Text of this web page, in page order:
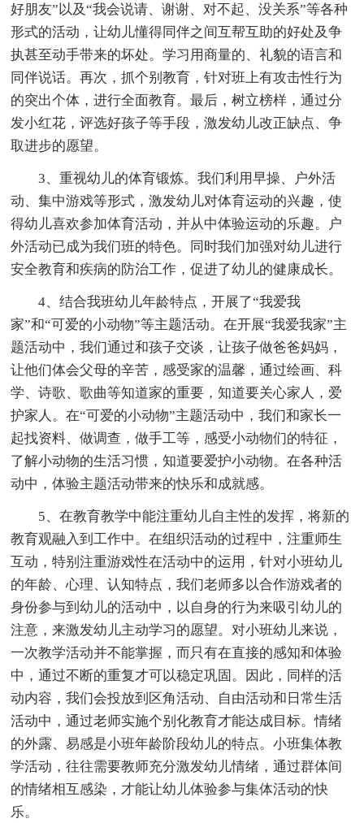
好朋友”以及“我会说请、谢谢、对不起、没关系”等各种
形式的活动，让幼儿懂得同伴之间互帮互助的好处及争
执甚至动手带来的坏处。学习用商量的、礼貌的语言和
同伴说话。再次，抓个别教育，针对班上有攻击性行为
的突出个体，进行全面教育。最后，树立榜样，通过分
发小红花，评选好孩子等手段，激发幼儿改正缺点、争
取进步的愿望。
3、重视幼儿的体育锻炼。我们利用早操、户外活
动、集中游戏等形式，激发幼儿对体育运动的兴趣，使
得幼儿喜欢参加体育活动，并从中体验运动的乐趣。户
外活动已成为我们班的特色。同时我们加强对幼儿进行
安全教育和疾病的防治工作，促进了幼儿的健康成长。
4、结合我班幼儿年龄特点，开展了“我爱我
家”和“可爱的小动物”等主题活动。在开展“我爱我家”主
题活动中，我们通过和孩子交谈，让孩子做爸爸妈妈，
让他们体会父母的辛苦，感受家的温馨，通过绘画、科
学、诗歌、歌曲等知道家的重要，知道要关心家人，爱
护家人。在“可爱的小动物”主题活动中，我们和家长一
起找资料、做调查，做手工等，感受小动物们的特征，
了解小动物的生活习惯，知道要爱护小动物。在各种活
动中，体验主题活动带来的快乐和成就感。
5、在教育教学中能注重幼儿自主性的发挥，将新的
教育观融入到工作中。在组织活动的过程中，注重师生
互动，特别注重游戏性在活动中的运用，针对小班幼儿
的年龄、心理、认知特点，我们老师多以合作游戏者的
身份参与到幼儿的活动中，以自身的行为来吸引幼儿的
注意，来激发幼儿主动学习的愿望。对小班幼儿来说，
一次教学活动并不能掌握，而只有在直接的感知和体验
中，通过不断的重复才可以稳定巩固。因此，同样的活
动内容，我们会投放到区角活动、自由活动和日常生活
活动中，通过老师实施个别化教育才能达成目标。情绪
的外露、易感是小班年龄阶段幼儿的特点。小班集体教
学活动，往往需要教师充分激发幼儿情绪，通过群体间
的情绪相互感染，才能让幼儿体验参与集体活动的快
乐。